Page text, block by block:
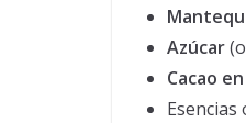
Azúcar
Cacao